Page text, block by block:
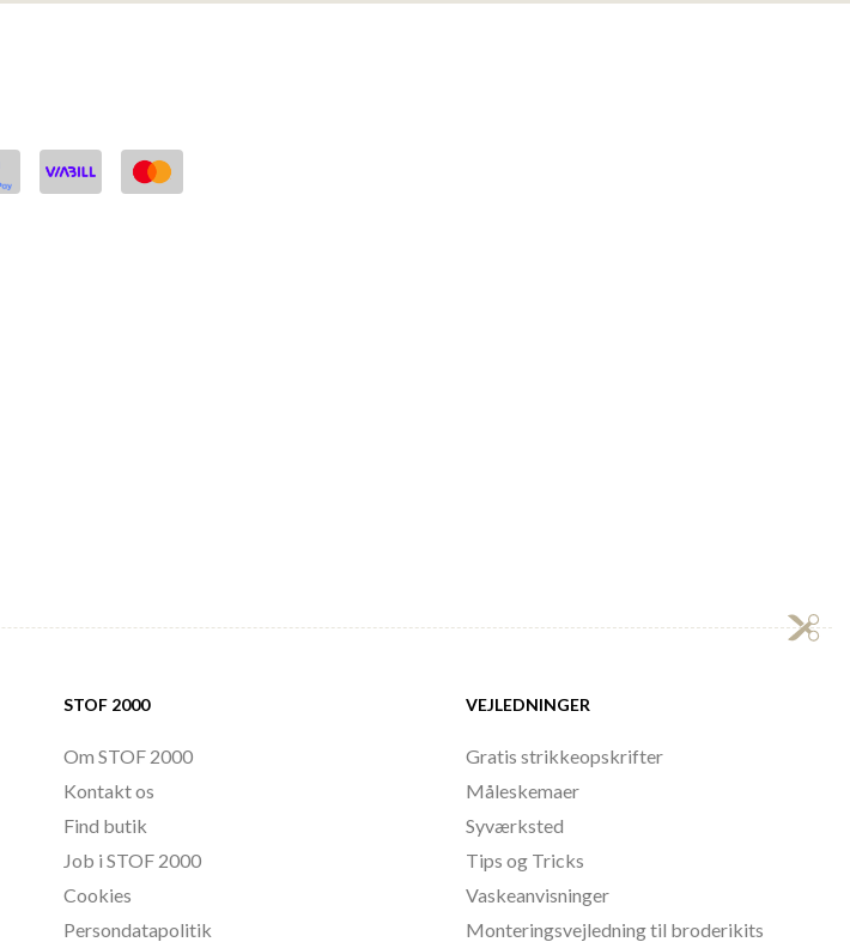
STOF 2000
Om STOF 2000
Kontakt os
Find butik
Job i STOF 2000
Cookies
Persondatapolitik
VEJLEDNINGER
Gratis strikkeopskrifter
Måleskemaer
Syværksted
Tips og Tricks
Vaskeanvisninger
Monteringsvejledning til broderikits